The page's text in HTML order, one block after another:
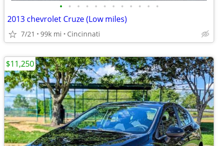
• • • • • • • • • • • •
2013 chevrolet Cruze (Low miles)
7/21 99k mi Cincinnati
$11,250